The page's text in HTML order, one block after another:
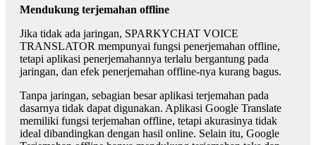
Mendukung terjemahan offline
Jika tidak ada jaringan, SPARKYCHAT VOICE
TRANSLATOR mempunyai fungsi penerjemahan offline,
tetapi aplikasi penerjemahannya terlalu bergantung pada
jaringan, dan efek penerjemahan offline-nya kurang bagus.
Tanpa jaringan, sebagian besar aplikasi terjemahan pada
dasarnya tidak dapat digunakan. Aplikasi Google Translate
memiliki fungsi terjemahan offline, tetapi akurasinya tidak
ideal dibandingkan dengan hasil online. Selain itu, Google